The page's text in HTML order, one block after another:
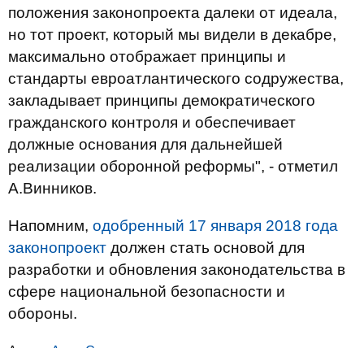
положения законопроекта далеки от идеала,
но тот проект, который мы видели в декабре,
максимально отображает принципы и
стандарты евроатлантического содружества,
закладывает принципы демократического
гражданского контроля и обеспечивает
должные основания для дальнейшей
реализации оборонной реформы", - отметил
А.Винников.
Напомним, одобренный 17 января 2018 года
законопроект должен стать основой для
разработки и обновления законодательства в
сфере национальной безопасности и
обороны.